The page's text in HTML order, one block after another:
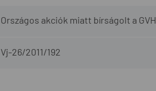
Országos akciók miatt bírságolt a GVH
Vj-26/2011/192